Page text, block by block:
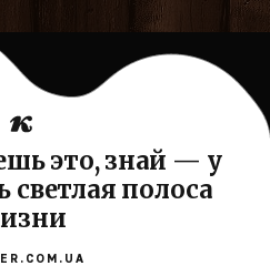
это, знай — у
светлая полоса